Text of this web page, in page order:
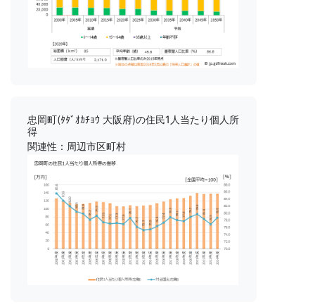
忠岡町(ﾀﾀﾞｵｶﾁｮｳ 大阪府)の住民1人当たり個人所
得
関連性：周辺市区町村